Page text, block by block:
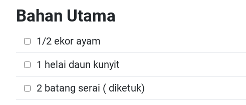
Bahan Utama
1/2 ekor ayam
1 helai daun kunyit
2 batang serai ( diketuk)